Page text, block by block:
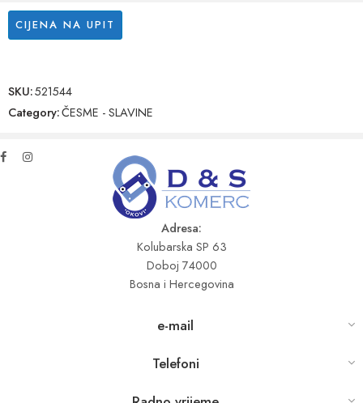
CIJENA NA UPIT
SKU:521544
Category:ČESME - SLAVINE
Adresa:
Kolubarska SP 63
Doboj 74000
Bosna i Hercegovina
e-mail
Telefoni